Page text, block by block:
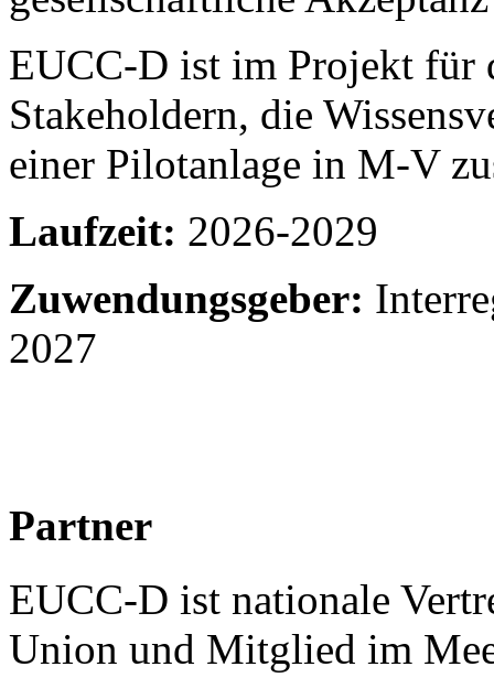
EUCC-D ist im Projekt für
Stakeholdern, die
einer Pilotanlage in M-V
Laufzeit: 2026-2029
Zuwendungsgeber:
2027
Partner
EUCC-D ist nationale
Union und Mitglied im